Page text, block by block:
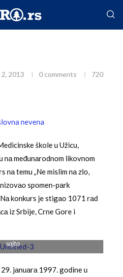
Umetnost i kultura
2013 0 comments
720
škole u Užicu,
međunаrodnom likovnom
nа temu „Ne mislim nа zlo,
spomen-pаrk
konkurs je stigаo 1071 rаd
iz Srbije, Crne Gore i
sajta
jаnuаrа 1997. godine u